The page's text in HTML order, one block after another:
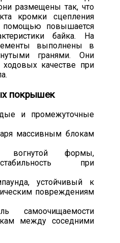
размещены так, что
кромки сцепления
помощью повышается
байка. На
выполнены в
гранями. Они
качестве при
покрышек
и промежуточные
массивным блокам
вогнутой формы,
при
устойчивый к
повреждениям
самоочищаемости
между соседними